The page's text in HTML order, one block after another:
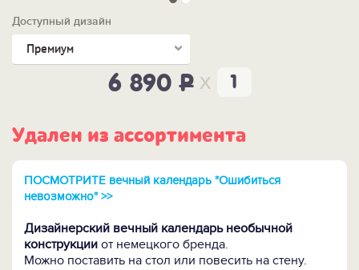
Доступный дизайн
Премиум
6 890P x
Удален из ассортимента
ПОСМОТРИТЕ вечный календарь "Ошибиться
невозможно" >>
Дизайнерский вечный календарь необычной
конструкции от немецкого бренда.
Можно поставить на стол или повесить на стену.